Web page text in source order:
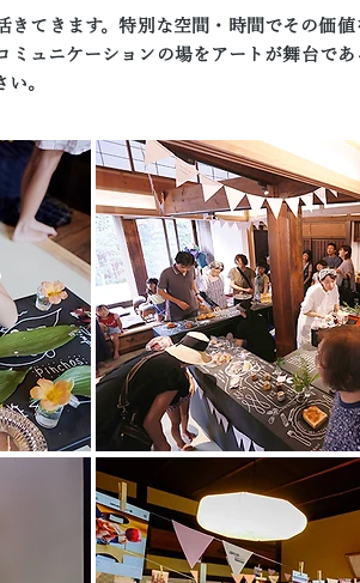
きてきます。特別な空間・時間でその価値
ミュニケーションの場をアートが舞台であ
。